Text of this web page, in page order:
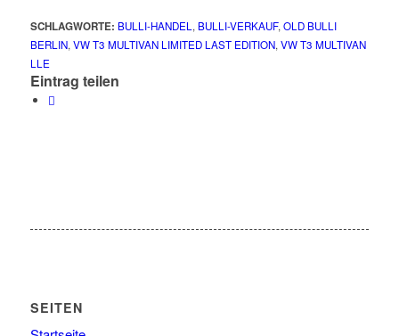
SCHLAGWORTE: BULLI-HANDEL, BULLI-VERKAUF,OLD BULLI
BERLIN,VW T3 MULTIVAN LIMITED LAST EDITION,VW T3 MULTIVAN
LLE
Eintrag teilen
SEITEN